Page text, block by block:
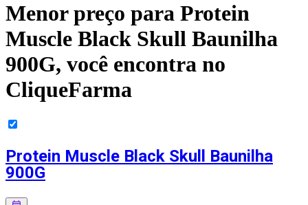
Menor preço para Protein
Muscle Black Skull Baunilha
900G, você encontra no
CliqueFarma
Protein Muscle Black Skull Baunilha
900G